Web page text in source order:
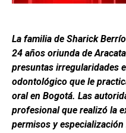
La familia de Sharick
24 años oriunda de
presuntas irregularidades
odontológico que le
oral en Bogotá. Las
profesional que realizó la
permisos y especialización